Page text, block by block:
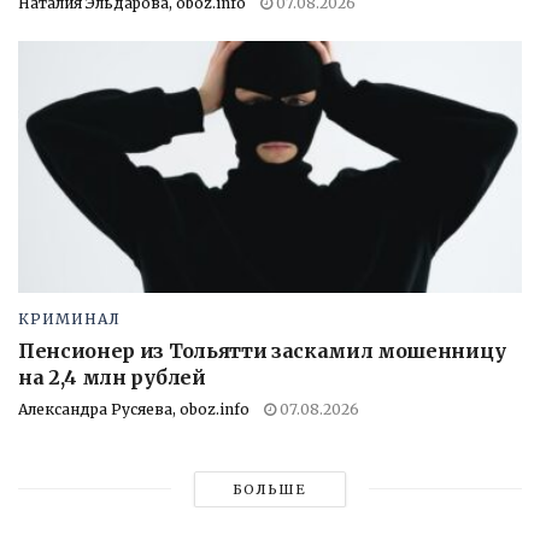
КРИМИНАЛ
Пенсионер из Тольятти заскамил мошенницу
на 2,4 млн рублей
Александра Русяева, oboz.info 07.08.2026
БОЛЬШЕ